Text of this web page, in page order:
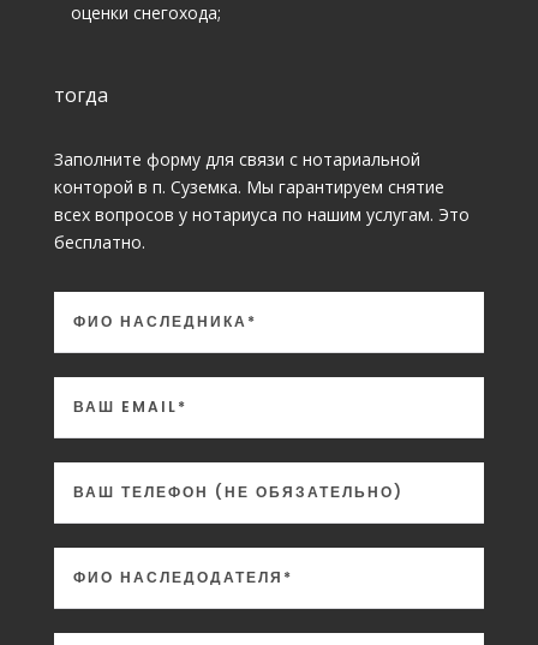
оценки снегохода;
тогда
Заполните форму для связи с нотариальной
конторой в п. Суземка. Мы гарантируем снятие
всех вопросов у нотариуса по нашим услугам. Это
бесплатно.